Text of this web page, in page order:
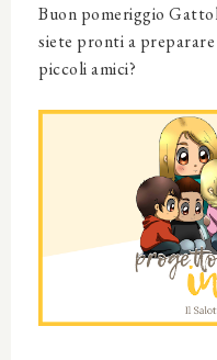
Buon pomeriggio
siete pronti a
piccoli amici?